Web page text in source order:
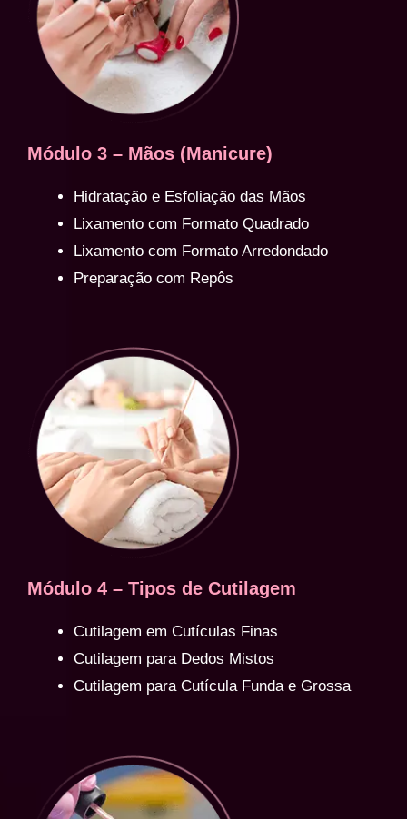
Módulo 3 – Mãos (Manicure)
Hidratação e Esfoliação das Mãos
Lixamento com Formato Quadrado
Lixamento com Formato Arredondado
Preparação com Repôs
Módulo 4 – Tipos de Cutilagem
Cutilagem em Cutículas Finas
Cutilagem para Dedos Mistos
Cutilagem para Cutícula Funda e Grossa